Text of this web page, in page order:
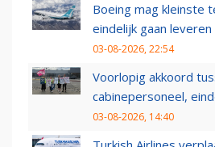
Boeing mag kleinste
eindelijk gaan leveren
03-08-2026, 22:54
Voorlopig akkoord
cabinepersoneel,
03-08-2026, 14:40